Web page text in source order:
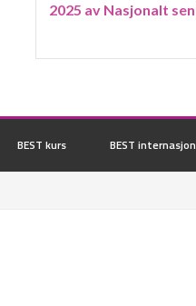
2025 av Nasjonalt
BEST kurs BEST